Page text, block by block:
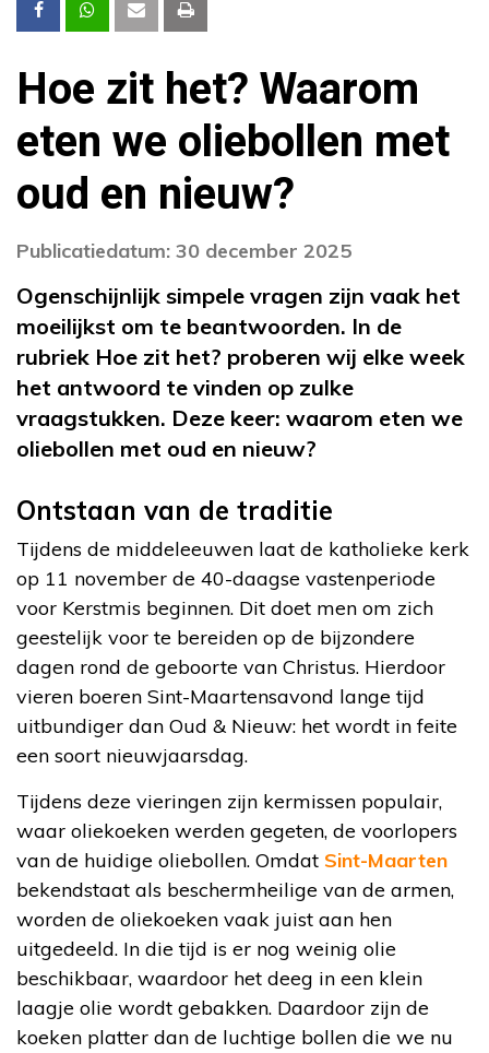
Hoe zit het? Waarom
eten we oliebollen met
oud en nieuw?
Publicatiedatum: 30 december 2025
Ogenschijnlijk simpele vragen zijn vaak het
moeilijkst om te beantwoorden. In de
rubriek Hoe zit het? proberen wij elke week
het antwoord te vinden op zulke
vraagstukken. Deze keer: waarom eten we
oliebollen met oud en nieuw?
Ontstaan van de traditie
Tijdens de middeleeuwen laat de katholieke kerk
op 11 november de 40-daagse vastenperiode
voor Kerstmis beginnen. Dit doet men om zich
geestelijk voor te bereiden op de bijzondere
dagen rond de geboorte van Christus. Hierdoor
vieren boeren Sint-Maartensavond lange tijd
uitbundiger dan Oud & Nieuw: het wordt in feite
een soort nieuwjaarsdag.
Tijdens deze vieringen zijn kermissen populair,
waar oliekoeken werden gegeten, de voorlopers
van de huidige oliebollen. Omdat Sint-Maarten
bekendstaat als beschermheilige van de armen,
worden de oliekoeken vaak juist aan hen
uitgedeeld. In die tijd is er nog weinig olie
beschikbaar, waardoor het deeg in een klein
laagje olie wordt gebakken. Daardoor zijn de
koeken platter dan de luchtige bollen die we nu